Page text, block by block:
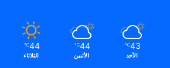
43
℃
الأحد
44
℃
الأثنين
44
℃
الثلاثاء